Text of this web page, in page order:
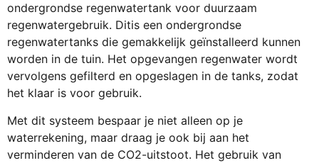
ondergrondse regenwatertank voor duurzaam
regenwatergebruik. Ditis een ondergrondse
regenwatertanks die gemakkelijk geïnstalleerd kunnen
worden in de tuin. Het opgevangen regenwater wordt
vervolgens gefilterd en opgeslagen in de tanks, zodat
het klaar is voor gebruik.
Met dit systeem bespaar je niet alleen op je
waterrekening, maar draag je ook bij aan het
verminderen van de CO2-uitstoot. Het gebruik van